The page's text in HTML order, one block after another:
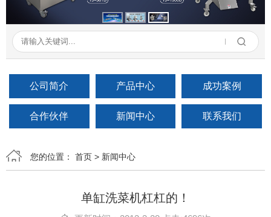
成功案例
在线留言
联系我们
公司简介 产品中心 成功案例
合作伙伴 新闻中心 联系我们
您的位置： 首页 > 新闻中心
单缸洗菜机杠杠的！